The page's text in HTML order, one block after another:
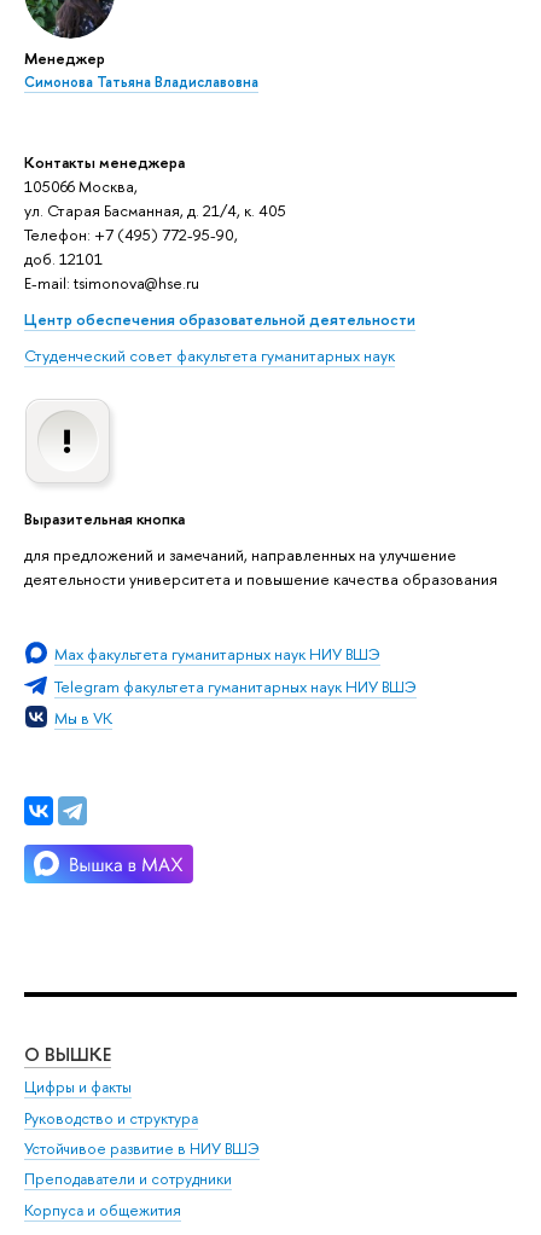
Менеджер
Симонова Татьяна Владиславовна
Контакты менеджера
105066 Москва,
ул. Старая Басманная, д. 21/4, к. 405
Телефон: +7 (495) 772-95-90,
доб. 12101
E-mail: tsimonova@hse.ru
Центр обеспечения образовательной деятельности
Студенческий совет факультета гуманитарных наук
Выразительная кнопка
для предложений и замечаний, направленных на улучшение
деятельности университета и повышение качества образования
Мах факультета гуманитарных наук НИУ ВШЭ
Telegram факультета гуманитарных наук НИУ ВШЭ
Мы в VK
О ВЫШКЕ
Цифры и факты
Руководство и структура
Устойчивое развитие в НИУ ВШЭ
Преподаватели и сотрудники
Корпуса и общежития